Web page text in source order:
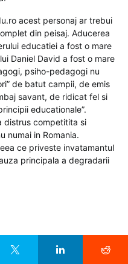
acest personaj ar trebui
din peisaj. Aducerea
educatiei a fost o mare
Daniel David a fost o mare
psiho-pedagogi nu
de batut campii, de emis
savant, de ridicat fel si
educationale”.
distrus competitita si
numai in Romania.
ce priveste invatamantul
principala a degradarii